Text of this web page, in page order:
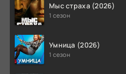
Мыс страха (2026)
1 сезон
Умница (2026)
1 сезон